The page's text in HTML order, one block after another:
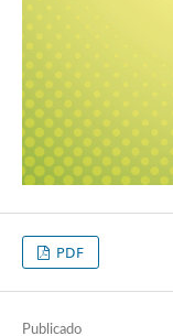
PDF
Publicado